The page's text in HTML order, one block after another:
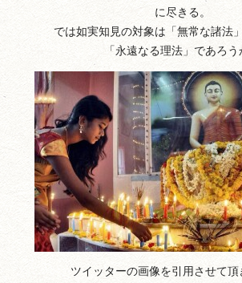
に尽きる。
では如実知見の対象は「無常な諸法
「永遠なる理法」であろう
ツイッターの画像を引用させて頂